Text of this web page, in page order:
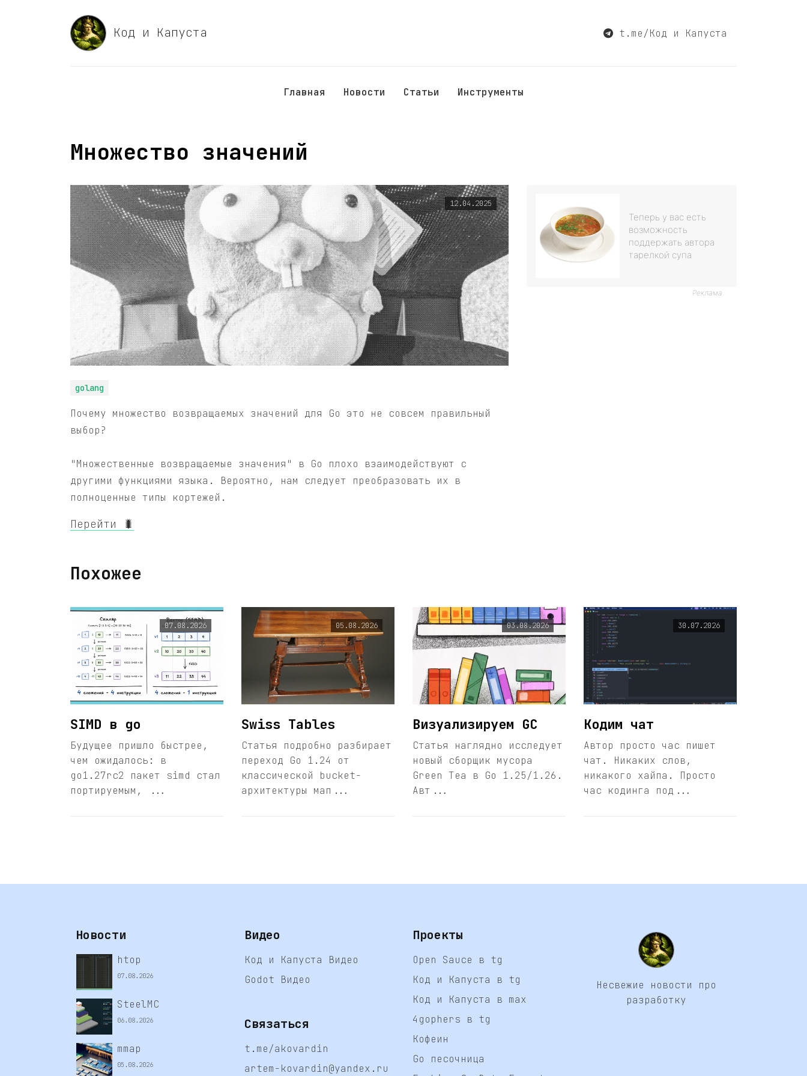
Код и Капуста t.me/Код и Капуста
Главная Новости Статьи Инструменты
Множество значений
12.04.2025
golang
Почему множество возвращаемых значений для Go это не совсем правильный
выбор?
"Множественные возвращаемые значения" в Go плохо взаимодействуют с
другими функциями языка. Вероятно, нам следует преобразовать их в
полноценные типы кортежей.
Перейти 🐛
Теперь у вас есть
возможность
поддержать автора
тарелкой супа
Реклама
Похожее
07.08.2026
SIMD в go
Будущее пришло быстрее,
чем ожидалось: в
go1.27rc2 пакет simd стал
портируемым, ...
05.08.2026
Swiss Tables
Статья подробно разбирает
переход Go 1.24 от
классической bucket-
архитектуры мап...
03.08.2026
Визуализируем GC
Статья наглядно исследует
новый сборщик мусора
Green Tea в Go 1.25/1.26.
Авт...
30.07.2026
Кодим чат
Автор просто час пишет
чат. Никаких слов,
никакого хайпа. Просто
час кодинга под...
Новости
htop
07.08.2026
SteelMC
06.08.2026
mmap
05.08.2026
Видео
Код и Капуста Видео
Godot Видео
Связаться
t.me/akovardin
artem-kovardin@yandex.ru
Проекты
Open Sauce в tg
Код и Капуста в tg
Код и Капуста в max
4gophers в tg
Кофеин
Go песочница
Несвежие новости про
разработку